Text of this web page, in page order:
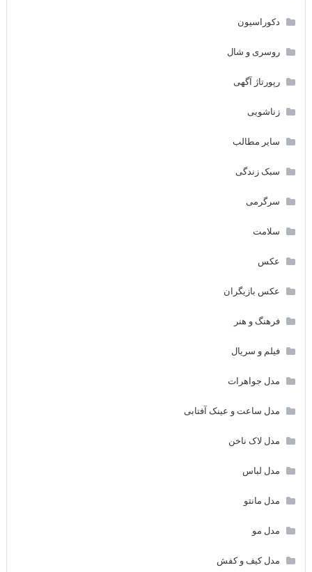
دکوراسیون
روسری و شال
رپورتاژ آگهی
زناشویی
سایر مطالب
سبک زندگی
سرگرمی
سلامت
عکس
عکس بازیگران
فرهنگ و هنر
فیلم و سریال
مدل جواهرات
مدل ساعت و عینک آفتابی
مدل لاک ناخن
مدل لباس
مدل مانتو
مدل مو
مدل کیف و کفش